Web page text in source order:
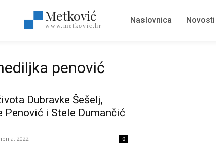
Metković
www.metkovic.hr
Naslovnica Novosti
penović
Dubravke Šešelj,
Penović i Stele Dumančić
2022 0